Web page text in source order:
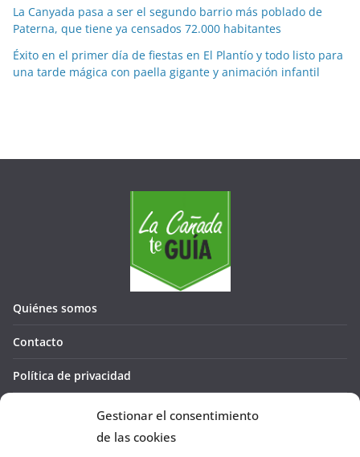
Gestionar el consentimiento
de las cookies
e
s
e
s
La Canyada pasa a ser el segundo barrio más poblado de
Paterna, que tiene ya censados 72.000 habitantes
Éxito en el primer día de fiestas en El Plantío y todo listo para
una tarde mágica con paella gigante y animación infantil
Quiénes somos
Contacto
Política de privacidad
Política de cookies (UE)